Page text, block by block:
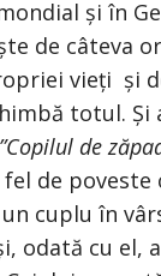
și în
de câteva
vieți și
totul. Și
”Copilul de
fel de
cuplu în
odată cu el,